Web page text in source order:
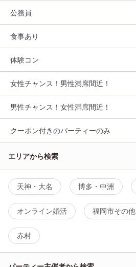
公務員
食事あり
体験コン
女性チャンス！男性満席間近！
男性チャンス！女性満席間近！
クーポン付きのパーティーのみ
エリアから検索
天神・大名 博多・中洲
オンライン婚活 福岡市その他
赤村